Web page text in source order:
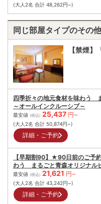
(大人2名 合計 48,262円~)
同じ部屋タイプのその
【禁煙
四季折々の地元食材を味わう
～オールインクルーシブ～
最安値 (税込) 25,437 円~
(大人2名 合計 50,874円~)
詳細・ご予約
【早期割90】★90日前のご予
わう まるごと青森オリジナル
～
最安値 (税込) 21,621 円~
(大人2名 合計 43,242円~)
詳細・ご予約